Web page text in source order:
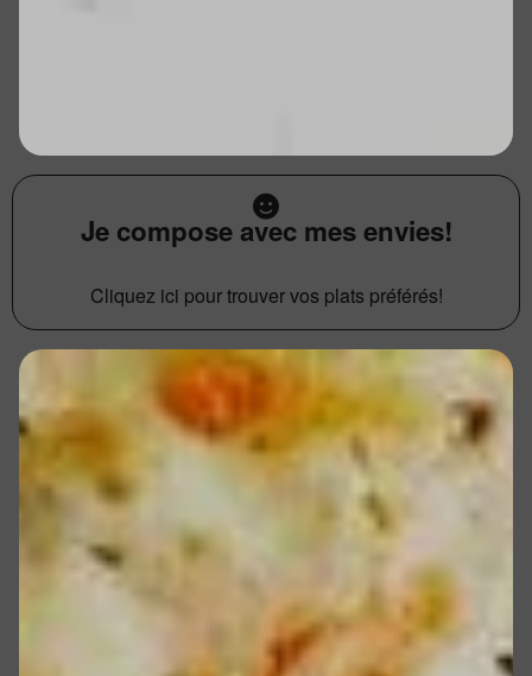
Je compose avec mes envies!
Cliquez ici pour trouver vos plats préférés!